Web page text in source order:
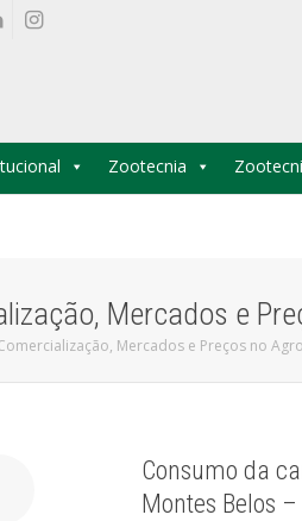
Zootecnia
Mercados e
Mercados e Preços no
Consumo da
Montes Belos –